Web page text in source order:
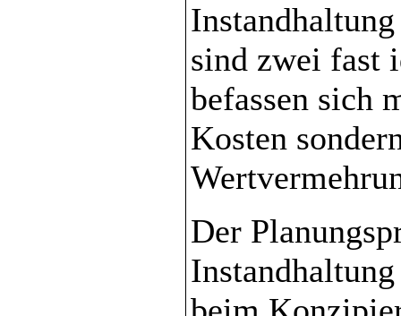
sind zwei fast
befassen sich
Kosten
Der